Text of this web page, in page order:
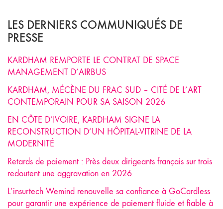
LES DERNIERS COMMUNIQUÉS DE
PRESSE
KARDHAM REMPORTE LE CONTRAT DE SPACE
MANAGEMENT D’AIRBUS
KARDHAM, MÉCÈNE DU FRAC SUD – CITÉ DE L’ART
CONTEMPORAIN POUR SA SAISON 2026
EN CÔTE D’IVOIRE, KARDHAM SIGNE LA
RECONSTRUCTION D’UN HÔPITAL-VITRINE DE LA
MODERNITÉ
Retards de paiement : Près deux dirigeants français sur trois
redoutent une aggravation en 2026
L’insurtech Wemind renouvelle sa confiance à GoCardless
pour garantir une expérience de paiement fluide et fiable à